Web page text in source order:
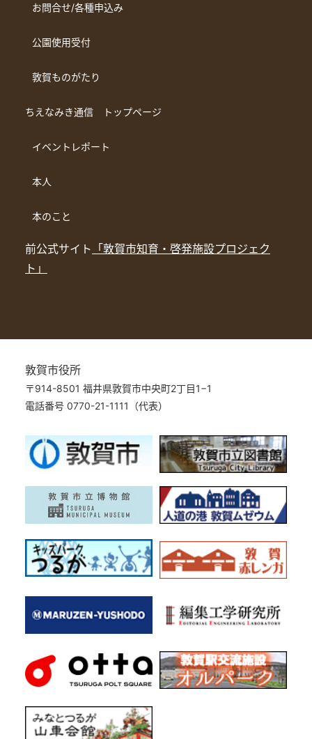
お問合せ/各種申込み
公園使用受付
敦賀ものがたり
ちえなみき通信 トップページ
イベントレポート
本人
本のこと
前公式サイト 「敦賀市知育・啓発施設プロジェク
ト」
敦賀市役所
〒914-8501 福井県敦賀市中央町2丁目1−1
電話番号 0770-21-1111（代表）